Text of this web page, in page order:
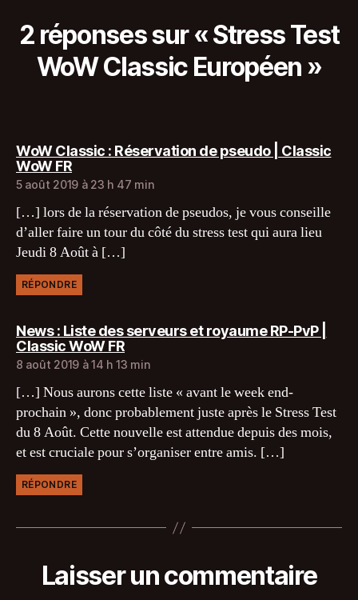
2 réponses sur « Stress Test
WoW Classic Européen »
WoW Classic : Réservation de pseudo | Classic
WoW FRdit :
5 août 2019 à 23 h 47 min
[…] lors de la réservation de pseudos, je vous conseille
d’aller faire un tour du côté du stress test qui aura lieu
Jeudi 8 Août à […]
RÉPONDRE
News : Liste des serveurs et royaume RP-PvP |
Classic WoW FRdit :
8 août 2019 à 14 h 13 min
[…] Nous aurons cette liste « avant le week end-
prochain », donc probablement juste après le Stress Test
du 8 Août. Cette nouvelle est attendue depuis des mois,
et est cruciale pour s’organiser entre amis. […]
RÉPONDRE
Laisser un commentaire